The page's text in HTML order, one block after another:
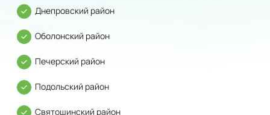
Днепровский район
Оболонский район
Печерский район
Подольский район
Святошинский район